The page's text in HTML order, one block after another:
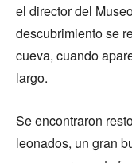
el director del
descubrimiento se
cueva, cuando
largo.
Se encontraron
leonados, un gran